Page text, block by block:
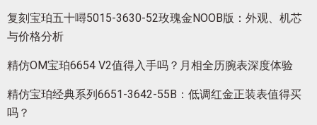
复刻宝珀五十噚5015-3630-52玫瑰金NOOB版：外观、机芯
与价格分析
精仿OM宝珀6654 V2值得入手吗？月相全历腕表深度体验
精仿宝珀经典系列6651-3642-55B：低调红金正装表值得买
吗？